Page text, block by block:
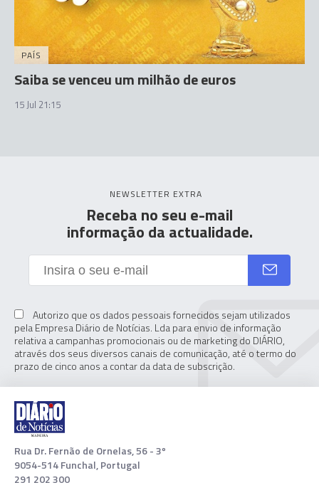
PAÍS
Saiba se venceu um milhão de euros
15 Jul 21:15
NEWSLETTER EXTRA
Receba no seu e-mail
informação da actualidade.
Autorizo que os dados pessoais fornecidos sejam utilizados
pela Empresa Diário de Notícias. Lda para envio de informação
relativa a campanhas promocionais ou de marketing do DIÁRIO,
através dos seus diversos canais de comunicação, até o termo do
prazo de cinco anos a contar da data de subscrição.
Rua Dr. Fernão de Ornelas, 56 - 3º
9054-514 Funchal, Portugal
291 202 300